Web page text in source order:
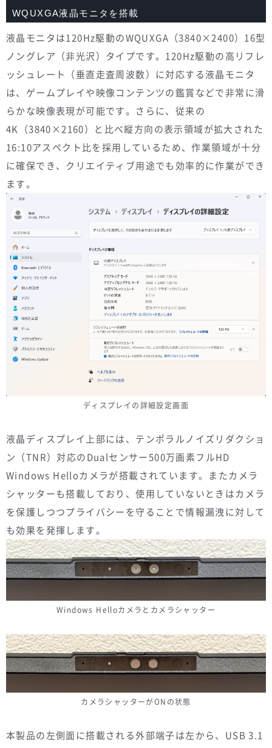
WQUXGA液晶モニタを搭載
液晶モニタは120Hz駆動のWQUXGA（3840×2400）16型
ノングレア（非光沢）タイプです。120Hz駆動の高リフレ
ッシュレート（垂直走査周波数）に対応する液晶モニタ
は、ゲームプレイや映像コンテンツの鑑賞などで非常に滑
らかな映像表現が可能です。さらに、従来の
4K（3840×2160）と比べ縦方向の表示領域が拡大された
16:10アスペクト比を採用しているため、作業領域が十分
に確保でき、クリエイティブ用途でも効率的に作業ができ
ます。
ディスプレイの詳細設定画面
液晶ディスプレイ上部には、テンポラルノイズリダクショ
ン（TNR）対応のDualセンサー500万画素フルHD
Windows Helloカメラが搭載されています。またカメラ
シャッターも搭載しており、使用していないときはカメラ
を保護しつつプライバシーを守ることで情報漏洩に対して
も効果を発揮します。
Windows Helloカメラとカメラシャッター
カメラシャッターがONの状態
本製品の左側面に搭載される外部端子は左から、USB 3.1